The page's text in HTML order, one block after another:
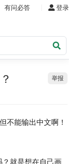
有问必答 登录
举报
不能输出中文啊！
就是想在自己画